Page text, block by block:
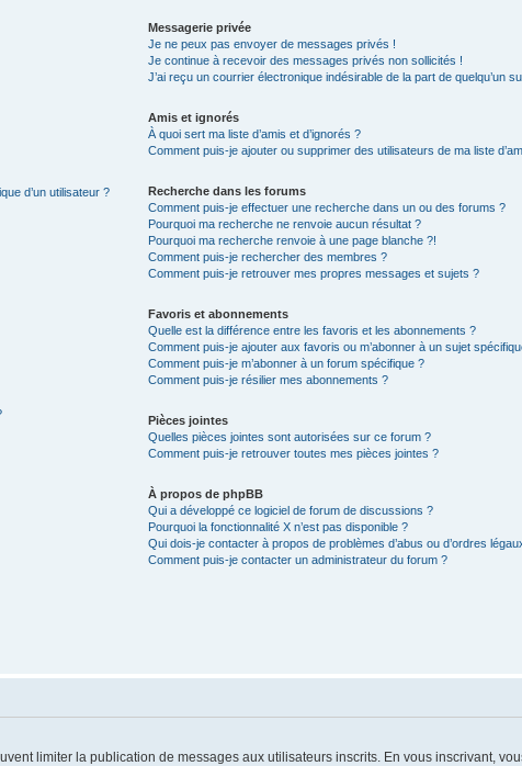
d’un utilisateur ?
Messagerie privée
Je ne peux pas envoyer de messages privés !
Je continue à recevoir des messages privés non sollicités !
J’ai reçu un courrier électronique indésirable de la part de quelqu’un
Amis et ignorés
À quoi sert ma liste d’amis et d’ignorés ?
Comment puis-je ajouter ou supprimer des utilisateurs de ma liste
Recherche dans les forums
Comment puis-je effectuer une recherche dans un ou des forums ?
Pourquoi ma recherche ne renvoie aucun résultat ?
Pourquoi ma recherche renvoie à une page blanche ?!
Comment puis-je rechercher des membres ?
Comment puis-je retrouver mes propres messages et sujets ?
Favoris et abonnements
Quelle est la différence entre les favoris et les abonnements ?
Comment puis-je ajouter aux favoris ou m’abonner à un sujet
Comment puis-je m’abonner à un forum spécifique ?
Comment puis-je résilier mes abonnements ?
Pièces jointes
Quelles pièces jointes sont autorisées sur ce forum ?
Comment puis-je retrouver toutes mes pièces jointes ?
À propos de phpBB
Qui a développé ce logiciel de forum de discussions ?
Pourquoi la fonctionnalité X n’est pas disponible ?
Qui dois-je contacter à propos de problèmes d’abus ou d’ordres
Comment puis-je contacter un administrateur du forum ?
limiter la publication de messages aux utilisateurs inscrits. En vous inscrivant,